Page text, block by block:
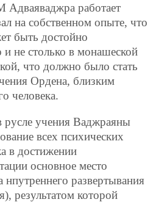
работает
на собственном опыте, что
быть достойно
и не столько в монашеской
что должно было стать
Ордена, близким
человека.
русле учения Ваджраяны
всех психических
в достижении
основное место
нпутреннего развертывания
результатом которой